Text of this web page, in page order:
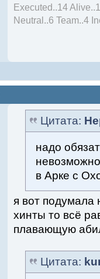
Executed..14
Neutral..6 Team..4
Цитата:
надо
в Арке с
я вот подумала
хинты то всё
плавающую
Цитата: